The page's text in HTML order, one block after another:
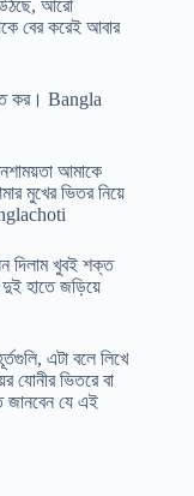
উঠছে, আরো
বের করেই আবার
কর। Bangla
আমাকে
মুখের ভিতর নিয়ে
দিলাম খুবই শক্ত
হাতে জড়িয়ে
এটা বলে লিখে
যোনীর ভিতরে বা
জানবেন যে এই